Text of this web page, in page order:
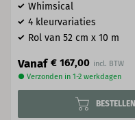
Whimsical
4 kleurvariaties
Rol van 52 cm x 10 m
Vanaf € 167,00
● Verzonden in 1-2 werkdagen
BESTELLEN